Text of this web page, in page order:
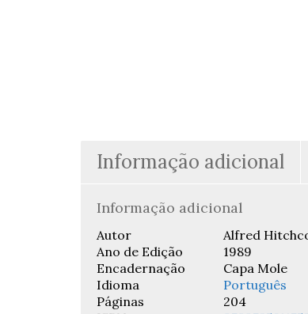
Informação adicional
Informação adicional
Autor
Alfred
Ano de Edição
1989
Encadernação
Capa Mole
Idioma
Português
Páginas
204